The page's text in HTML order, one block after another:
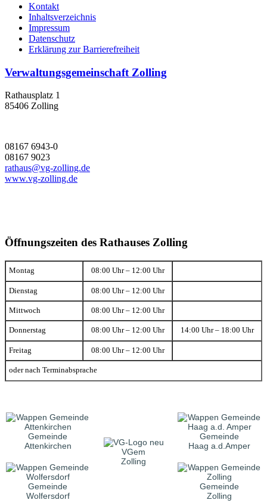
Kontakt
Inhaltsverzeichnis
Impressum
Datenschutz
Erklärung zur Barrierefreiheit
Verwaltungsgemeinschaft Zolling
Rathausplatz 1
85406 Zolling
08167 6943-0
08167 9023
rathaus@vg-zolling.de
www.vg-zolling.de
Öffnungszeiten des Rathauses Zolling
Montag 08:00 Uhr – 12:00 Uhr
Dienstag 08:00 Uhr – 12:00 Uhr
Mittwoch 08:00 Uhr – 12:00 Uhr
Donnerstag 08:00 Uhr – 12:00 Uhr 14:00 Uhr – 18:00 Uhr
Freitag 08:00 Uhr – 12:00 Uhr
oder nach Terminabsprache
Gemeinde
Attenkirchen
VGem
Zolling
Gemeinde
Haag a.d.Amper
Gemeinde
Wolfersdorf
Gemeinde
Zolling